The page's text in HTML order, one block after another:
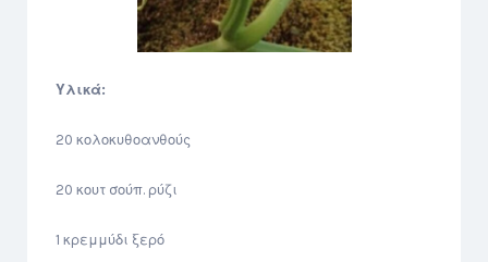
Υλικά:
20 κολοκυθοανθούς
20 κουτ σούπ. ρύζι
1 κρεμμύδι ξερό